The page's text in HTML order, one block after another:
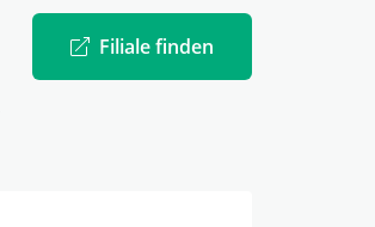
Filiale finden